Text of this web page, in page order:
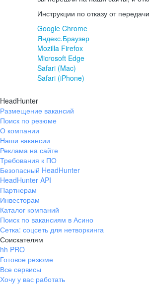
Инструкции по отказу от
Google Chrome
Яндекс.Браузер
Mozilla Firefox
Microsoft Edge
Safari (Mac)
Safari (iPhone)
HeadHunter
Размещение вакансий
Поиск по резюме
О компании
Наши вакансии
Реклама на сайте
Требования к ПО
Безопасный HeadHunter
HeadHunter API
Партнерам
Инвесторам
Каталог компаний
Поиск по вакансиям в Асино
Сетка: соцсеть для нетворкинга
Соискателям
hh PRO
Готовое резюме
Все сервисы
Хочу у вас работать